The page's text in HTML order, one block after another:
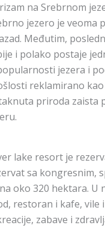
na Srebrnom
jezero je veoma
Međutim,
i polako postaje
jezera i
reklamirano kao
priroda zaista
lake resort je
sa kongresnim,
oko 320 hektara. U
restoran i kafe, vile
zabave i